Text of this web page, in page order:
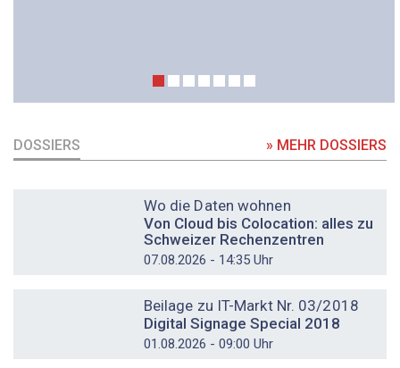
DOSSIERS » MEHR DOSSIERS
Wo die Daten wohnen
Von Cloud bis Colocation: alles zu
Schweizer Rechenzentren
07.08.2026 - 14:35 Uhr
Beilage zu IT-Markt Nr. 03/2018
Digital Signage Special 2018
01.08.2026 - 09:00 Uhr